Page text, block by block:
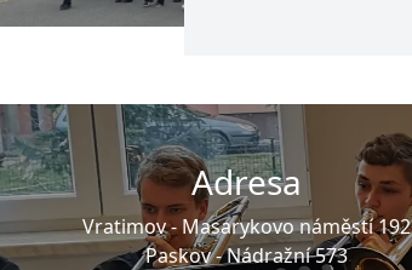
Adresa
Vratimov - Masarykovo náměstí 192
Paskov -Nádražní 573